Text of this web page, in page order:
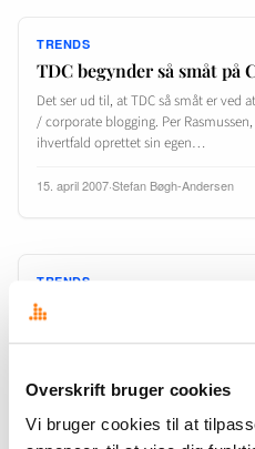
Overskrift bruger cookies
Vi bruger cookies til at
TRENDS
TDC begynder så småt på
Det ser ud til, at TDC så småt er ved
/ corporate blogging. Per
ihvertfald oprettet sin egen…
15. april 2007·Stefan Bøgh-Andersen
TRENDS
Sundhedsvæsenet tager
blogging” på sitet sundhedsdialog.dk
overraskende tiltag synes jeg lige
9. april 2007 Stefan Bøgh-Andersen